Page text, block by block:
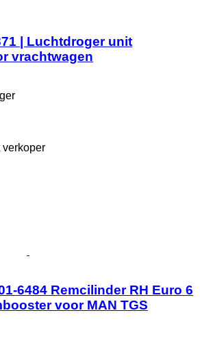
| Luchtdroger unit
vrachtwagen
verkoper
6484 Remcilinder RH Euro 6
voor MAN TGS